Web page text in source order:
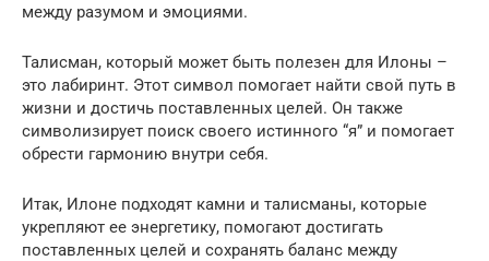
между разумом и эмоциями.
Талисман, который может быть полезен для Илоны –
это лабиринт. Этот символ помогает найти свой путь в
жизни и достичь поставленных целей. Он также
символизирует поиск своего истинного “я” и помогает
обрести гармонию внутри себя.
Итак, Илоне подходят камни и талисманы, которые
укрепляют ее энергетику, помогают достигать
поставленных целей и сохранять баланс между